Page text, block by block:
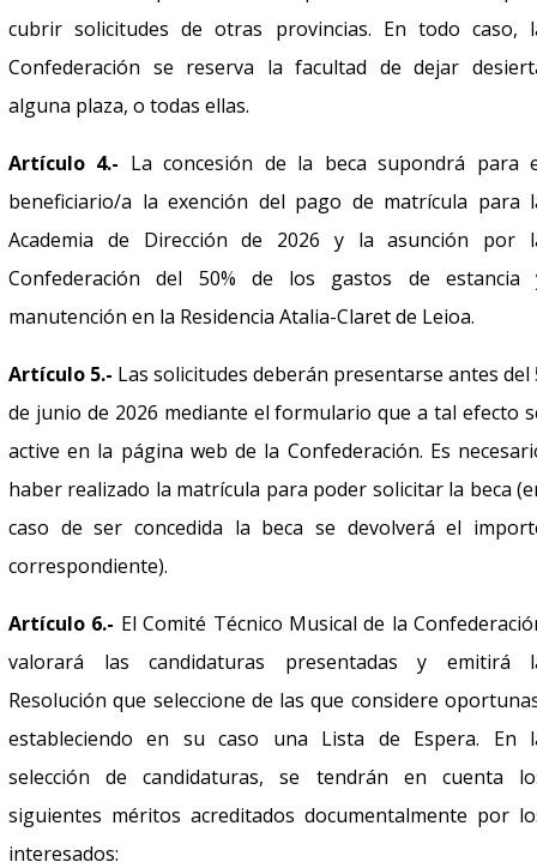
cubrir solicitudes de otras provincias. En todo caso,
Confederación se reserva la facultad de dejar
alguna plaza, o todas ellas.
Artículo 4.- La concesión de la beca supondrá para
beneficiario/a la exención del pago de matrícula para
Academia de Dirección de 2026 y la asunción por
Confederación del 50% de los gastos de estancia
manutención en la Residencia Atalia-Claret de Leioa.
Artículo 5.- Las solicitudes deberán presentarse antes del
de junio de 2026 mediante el formulario que a tal efecto
active en la página web de la Confederación. Es
haber realizado la matrícula para poder solicitar la beca
caso de ser concedida la beca se devolverá el
correspondiente).
Artículo 6.- El Comité Técnico Musical de la
valorará las candidaturas presentadas y emitirá
Resolución que seleccione de las que considere
estableciendo en su caso una Lista de Espera. En
selección de candidaturas, se tendrán en cuenta
siguientes méritos acreditados documentalmente por
interesados: